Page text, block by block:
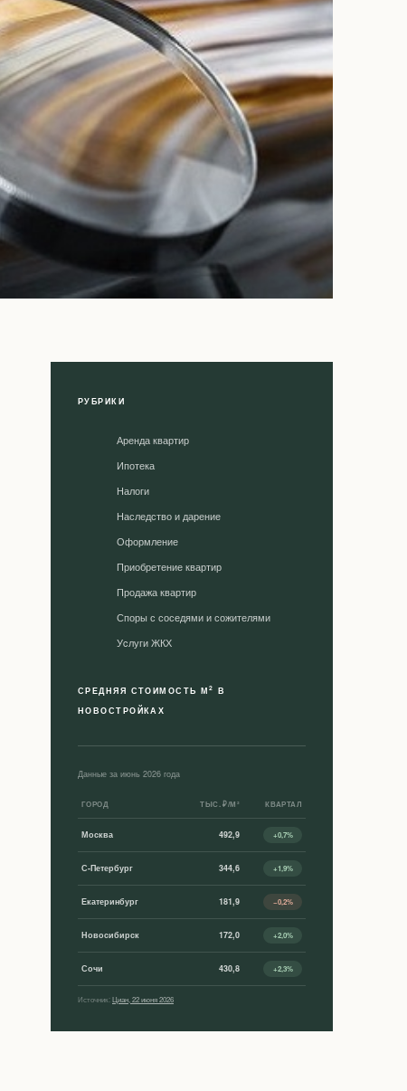
РУБРИКИ
Аренда квартир
Ипотека
Налоги
Наследство и дарение
Оформление
Приобретение квартир
Продажа квартир
Споры с соседями и сожителями
Уcлуги ЖКХ
СРЕДНЯЯ СТОИМОСТЬ М2 В
НОВОСТРОЙКАХ
Данные за июнь 2026 года
ГОРОД ТЫС. ₽/М² КВАРТАЛ
Москва 492,9 +0,7%
С-Петербург 344,6 +1,9%
Екатеринбург 181,9 −0,2%
Новосибирск 172,0 +2,0%
Сочи 430,8 +2,3%
Источник:Циан, 22 июня 2026